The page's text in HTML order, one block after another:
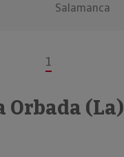
Salamanca
1
Orbada (La)